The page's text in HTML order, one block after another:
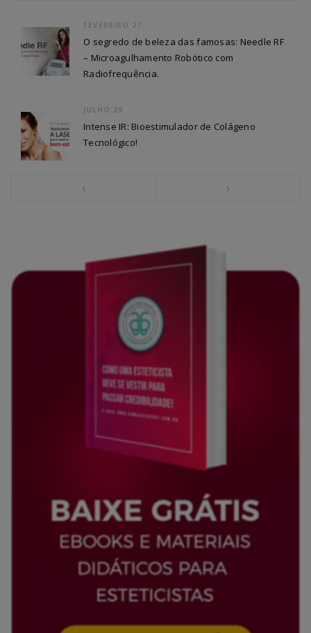
FEVEREIRO 27
O segredo de beleza das famosas: Needle RF
– Microagulhamento Robótico com
Radiofrequência.
JULHO 29
Intense IR: Bioestimulador de Colágeno
Tecnológico!